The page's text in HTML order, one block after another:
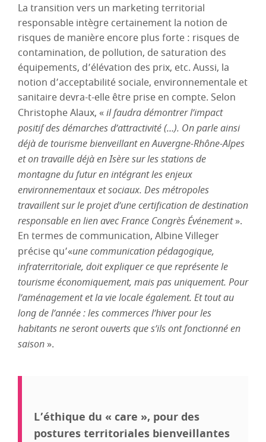
La transition vers un marketing territorial
responsable intègre certainement la notion de
risques de manière encore plus forte : risques de
contamination, de pollution, de saturation des
équipements, d’élévation des prix, etc. Aussi, la
notion d’acceptabilité sociale, environnementale et
sanitaire devra-t-elle être prise en compte. Selon
Christophe Alaux, «il faudra démontrer l’impact
positif des démarches d’attractivité (…). On parle ainsi
déjà de tourisme bienveillant en Auvergne-Rhône-Alpes
et on travaille déjà en Isère sur les stations de
montagne du futur en intégrant les enjeux
environnementaux et sociaux. Des métropoles
travaillent sur le projet d’une certification de destination
responsable en lien avec France Congrès Événement».
En termes de communication, Albine Villeger
précise qu’«une communication pédagogique,
infraterritoriale, doit expliquer ce que représente le
tourisme économiquement, mais pas uniquement. Pour
l’aménagement et la vie locale également. Et tout au
long de l’année : les commerces l’hiver pour les
habitants ne seront ouverts que s’ils ont fonctionné en
saison ».
L’éthique du « care », pour des
postures territoriales bienveillantes